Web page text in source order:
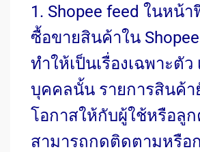
1. Shopee feed ในหน้
ซื้อขายสินค้าใน
ทำให้เป็นเรื่องเฉพาะตัว
บุคคลนั้น รายการสินค้า
โอกาสให้กับผู้ใช้หรือลูก
สามารถกดติดตามหรือ